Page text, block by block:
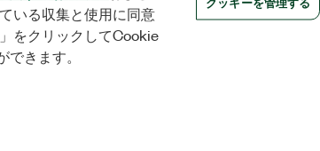
いる収集と使用に同意
をクリックしてCookie
きます。